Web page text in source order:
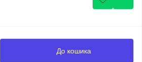
До кошика